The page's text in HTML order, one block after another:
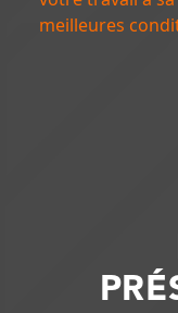
meilleures